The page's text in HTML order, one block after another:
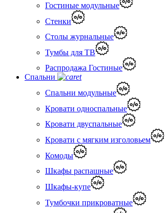
Гостиные модульные
Стенки
Столы журнальные
Тумбы для ТВ
Распродажа Гостиные
Спальни
Спальни модульные
Кровати односпальные
Кровати двуспальные
Кровати с мягким изголовьем
Комоды
Шкафы распашные
Шкафы-купе
Тумбочки прикроватные